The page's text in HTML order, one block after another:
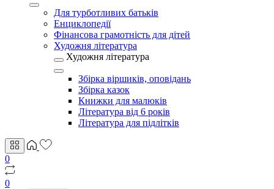
Для турботливих батьків
Енциклопедії
Фінансова грамотність для дітей
Художня література
Художня література
Збірка віршиків, оповідань
Збірка казок
Книжки для малюків
Література від 6 років
Література для підлітків
0
0